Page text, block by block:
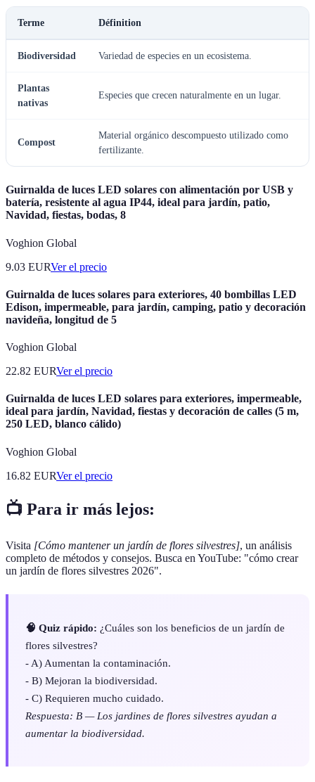
Terme Définition
Biodiversidad Variedad de especies en un ecosistema.
Plantas
nativas
Especies que crecen naturalmente en un lugar.
Compost
Material orgánico descompuesto utilizado como
fertilizante.
Guirnalda de luces LED solares con alimentación por USB y
batería, resistente al agua IP44, ideal para jardín, patio,
Navidad, fiestas, bodas, 8
Voghion Global
9.03 EURVer el precio
Guirnalda de luces solares para exteriores, 40 bombillas LED
Edison, impermeable, para jardín, camping, patio y decoración
navideña, longitud de 5
Voghion Global
22.82 EURVer el precio
Guirnalda de luces LED solares para exteriores, impermeable,
ideal para jardín, Navidad, fiestas y decoración de calles (5 m,
250 LED, blanco cálido)
Voghion Global
16.82 EURVer el precio
📺 Para ir más lejos:
Visita [Cómo mantener un jardín de flores silvestres], un análisis
completo de métodos y consejos. Busca en YouTube: "cómo crear
un jardín de flores silvestres 2026".
🧠 Quiz rápido: ¿Cuáles son los beneficios de un jardín de
flores silvestres?
- A) Aumentan la contaminación.
- B) Mejoran la biodiversidad.
- C) Requieren mucho cuidado.
Respuesta: B — Los jardines de flores silvestres ayudan a
aumentar la biodiversidad.